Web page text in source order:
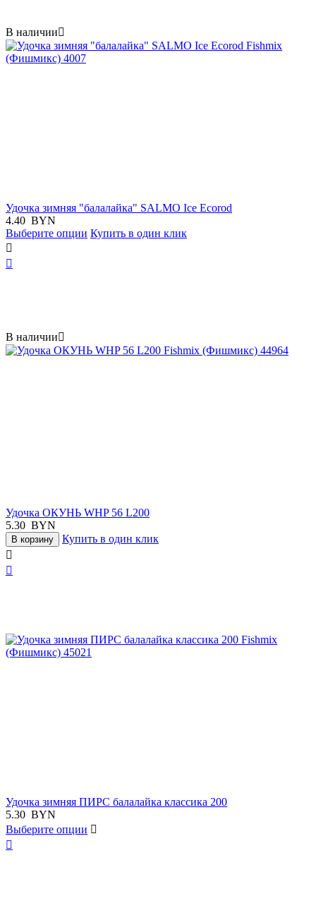
В наличии
Удочка зимняя "балалайка" SALMO Ice Ecorod
4.40 BYN
Выберите опции Купить в один клик


В наличии
Удочка ОКУНЬ WHP 56 L200
5.30 BYN
В корзину
Купить в один клик


Удочка зимняя ПИРС балалайка классика 200
5.30 BYN
Выберите опции 
